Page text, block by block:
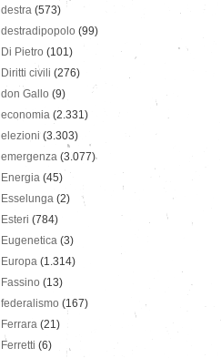
destra (573)
destradipopolo (99)
Di Pietro (101)
Diritti civili (276)
don Gallo (9)
economia (2.331)
elezioni (3.303)
emergenza (3.077)
Energia (45)
Esselunga (2)
Esteri (784)
Eugenetica (3)
Europa (1.314)
Fassino (13)
federalismo (167)
Ferrara (21)
Ferretti (6)